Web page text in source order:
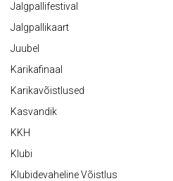
Jalgpallifestival
Jalgpallikaart
Juubel
Karikafinaal
Karikavõistlused
Kasvandik
KKH
Klubi
Klubidevaheline Võistlus